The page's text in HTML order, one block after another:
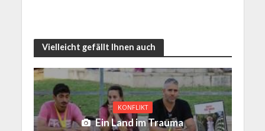
Vielleicht gefällt Ihnen auch
KONFLIKT
Ein Land im Trauma